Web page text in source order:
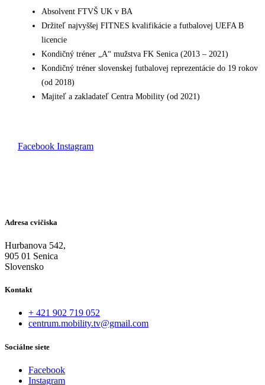
Absolvent FTVŠ UK v BA
Držiteľ najvyššej FITNES kvalifikácie a futbalovej UEFA B
licencie
Kondičný tréner „A“ mužstva FK Senica (2013 – 2021)
Kondičný tréner slovenskej futbalovej reprezentácie do 19 rokov
(od 2018)
Majiteľ a zakladateľ Centra Mobility (od 2021)
Facebook Instagram
Adresa cvičiska
Hurbanova 542,
905 01 Senica
Slovensko
Kontakt
+ 421 902 719 052
centrum.mobility.tv@gmail.com
Sociálne siete
Facebook
Instagram